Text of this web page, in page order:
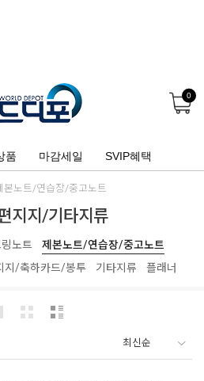
0
품 마감세일 SVIP혜택
본노트/연습장/중고노트
지지/기타지류
노트
제본노트/연습장/중고노트
지/축하카드/봉투 기타지류 플래너